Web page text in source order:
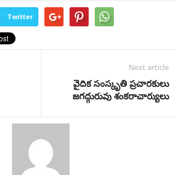
Twitter
Next article
వైదిక సంస్కృతి ప్రచారకులు
జగద్గురువు శంకరాచార్యులు